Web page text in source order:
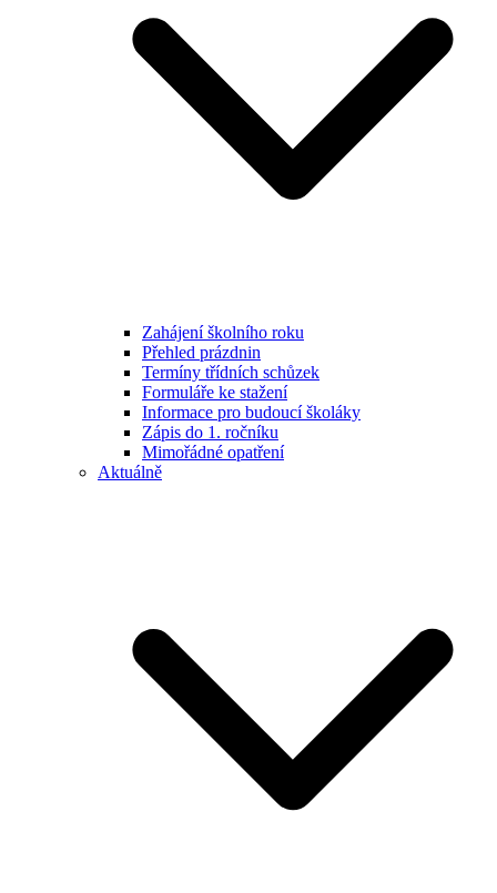
Zahájení školního roku
Přehled prázdnin
Termíny třídních schůzek
Formuláře ke stažení
Informace pro budoucí školáky
Zápis do 1. ročníku
Mimořádné opatření
Aktuálně